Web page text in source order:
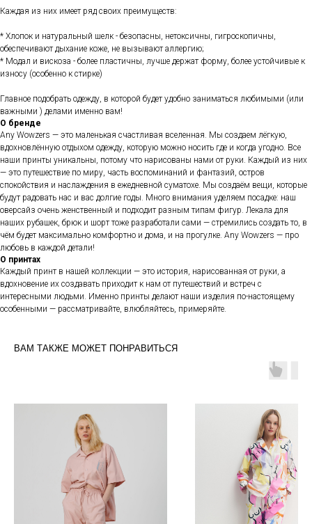
Каждая из них имеет ряд своих преимуществ:
* Хлопок и натуральный шелк - безопасны, нетоксичны, гигроскопичны,
обеспечивают дыхание коже, не вызывают аллергию;
* Модал и вискоза - более пластичны, лучше держат форму, более устойчивые к
износу (особенно к стирке)
Главное подобрать одежду, в которой будет удобно заниматься любимыми (или
важными ) делами именно вам!
О бренде
Any Wowzers — это маленькая счастливая вселенная. Мы создаем лёгкую,
вдохновлённую отдыхом одежду, которую можно носить где и когда угодно. Все
наши принты уникальны, потому что нарисованы нами от руки. Каждый из них
— это путешествие по миру, часть воспоминаний и фантазий, остров
спокойствия и наслаждения в ежедневной суматохе. Мы создаём вещи, которые
будут радовать нас и вас долгие годы. Много внимания уделяем посадке: наш
оверсайз очень женственный и подходит разным типам фигур. Лекала для
наших рубашек, брюк и шорт тоже разработали сами — стремились создать то, в
чём будет максимально комфортно и дома, и на прогулке. Any Wowzers — про
любовь в каждой детали!
О принтах
Каждый принт в нашей коллекции — это история, нарисованная от руки, а
вдохновение их создавать приходит к нам от путешествий и встреч с
интересными людьми. Именно принты делают наши изделия по-настоящему
особенными — рассматривайте, влюбляйтесь, примеряйте.
ВАМ ТАКЖЕ МОЖЕТ ПОНРАВИТЬСЯ